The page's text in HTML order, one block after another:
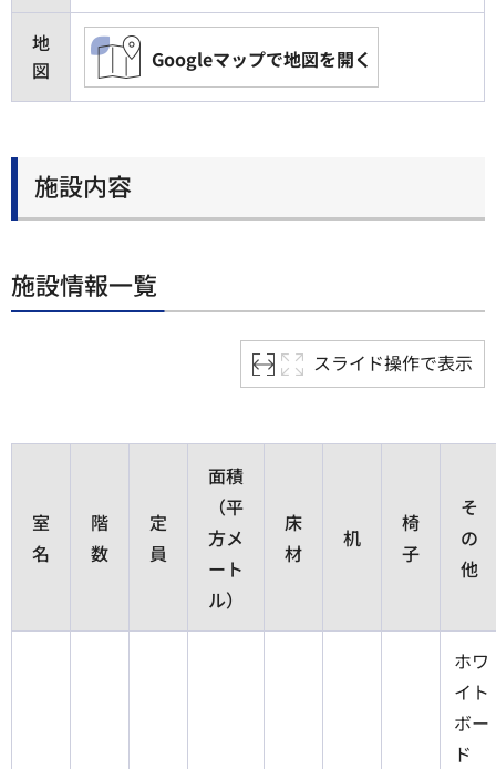
地
図
Googleマップで地図を開く
施設内容
施設情報一覧
スライド操作で表示
室
名
階
数
定
員
面積
（平
方メ
ート
ル）
床
材
机
椅
子
そ
の
他
ホワ
イト
ボー
ド